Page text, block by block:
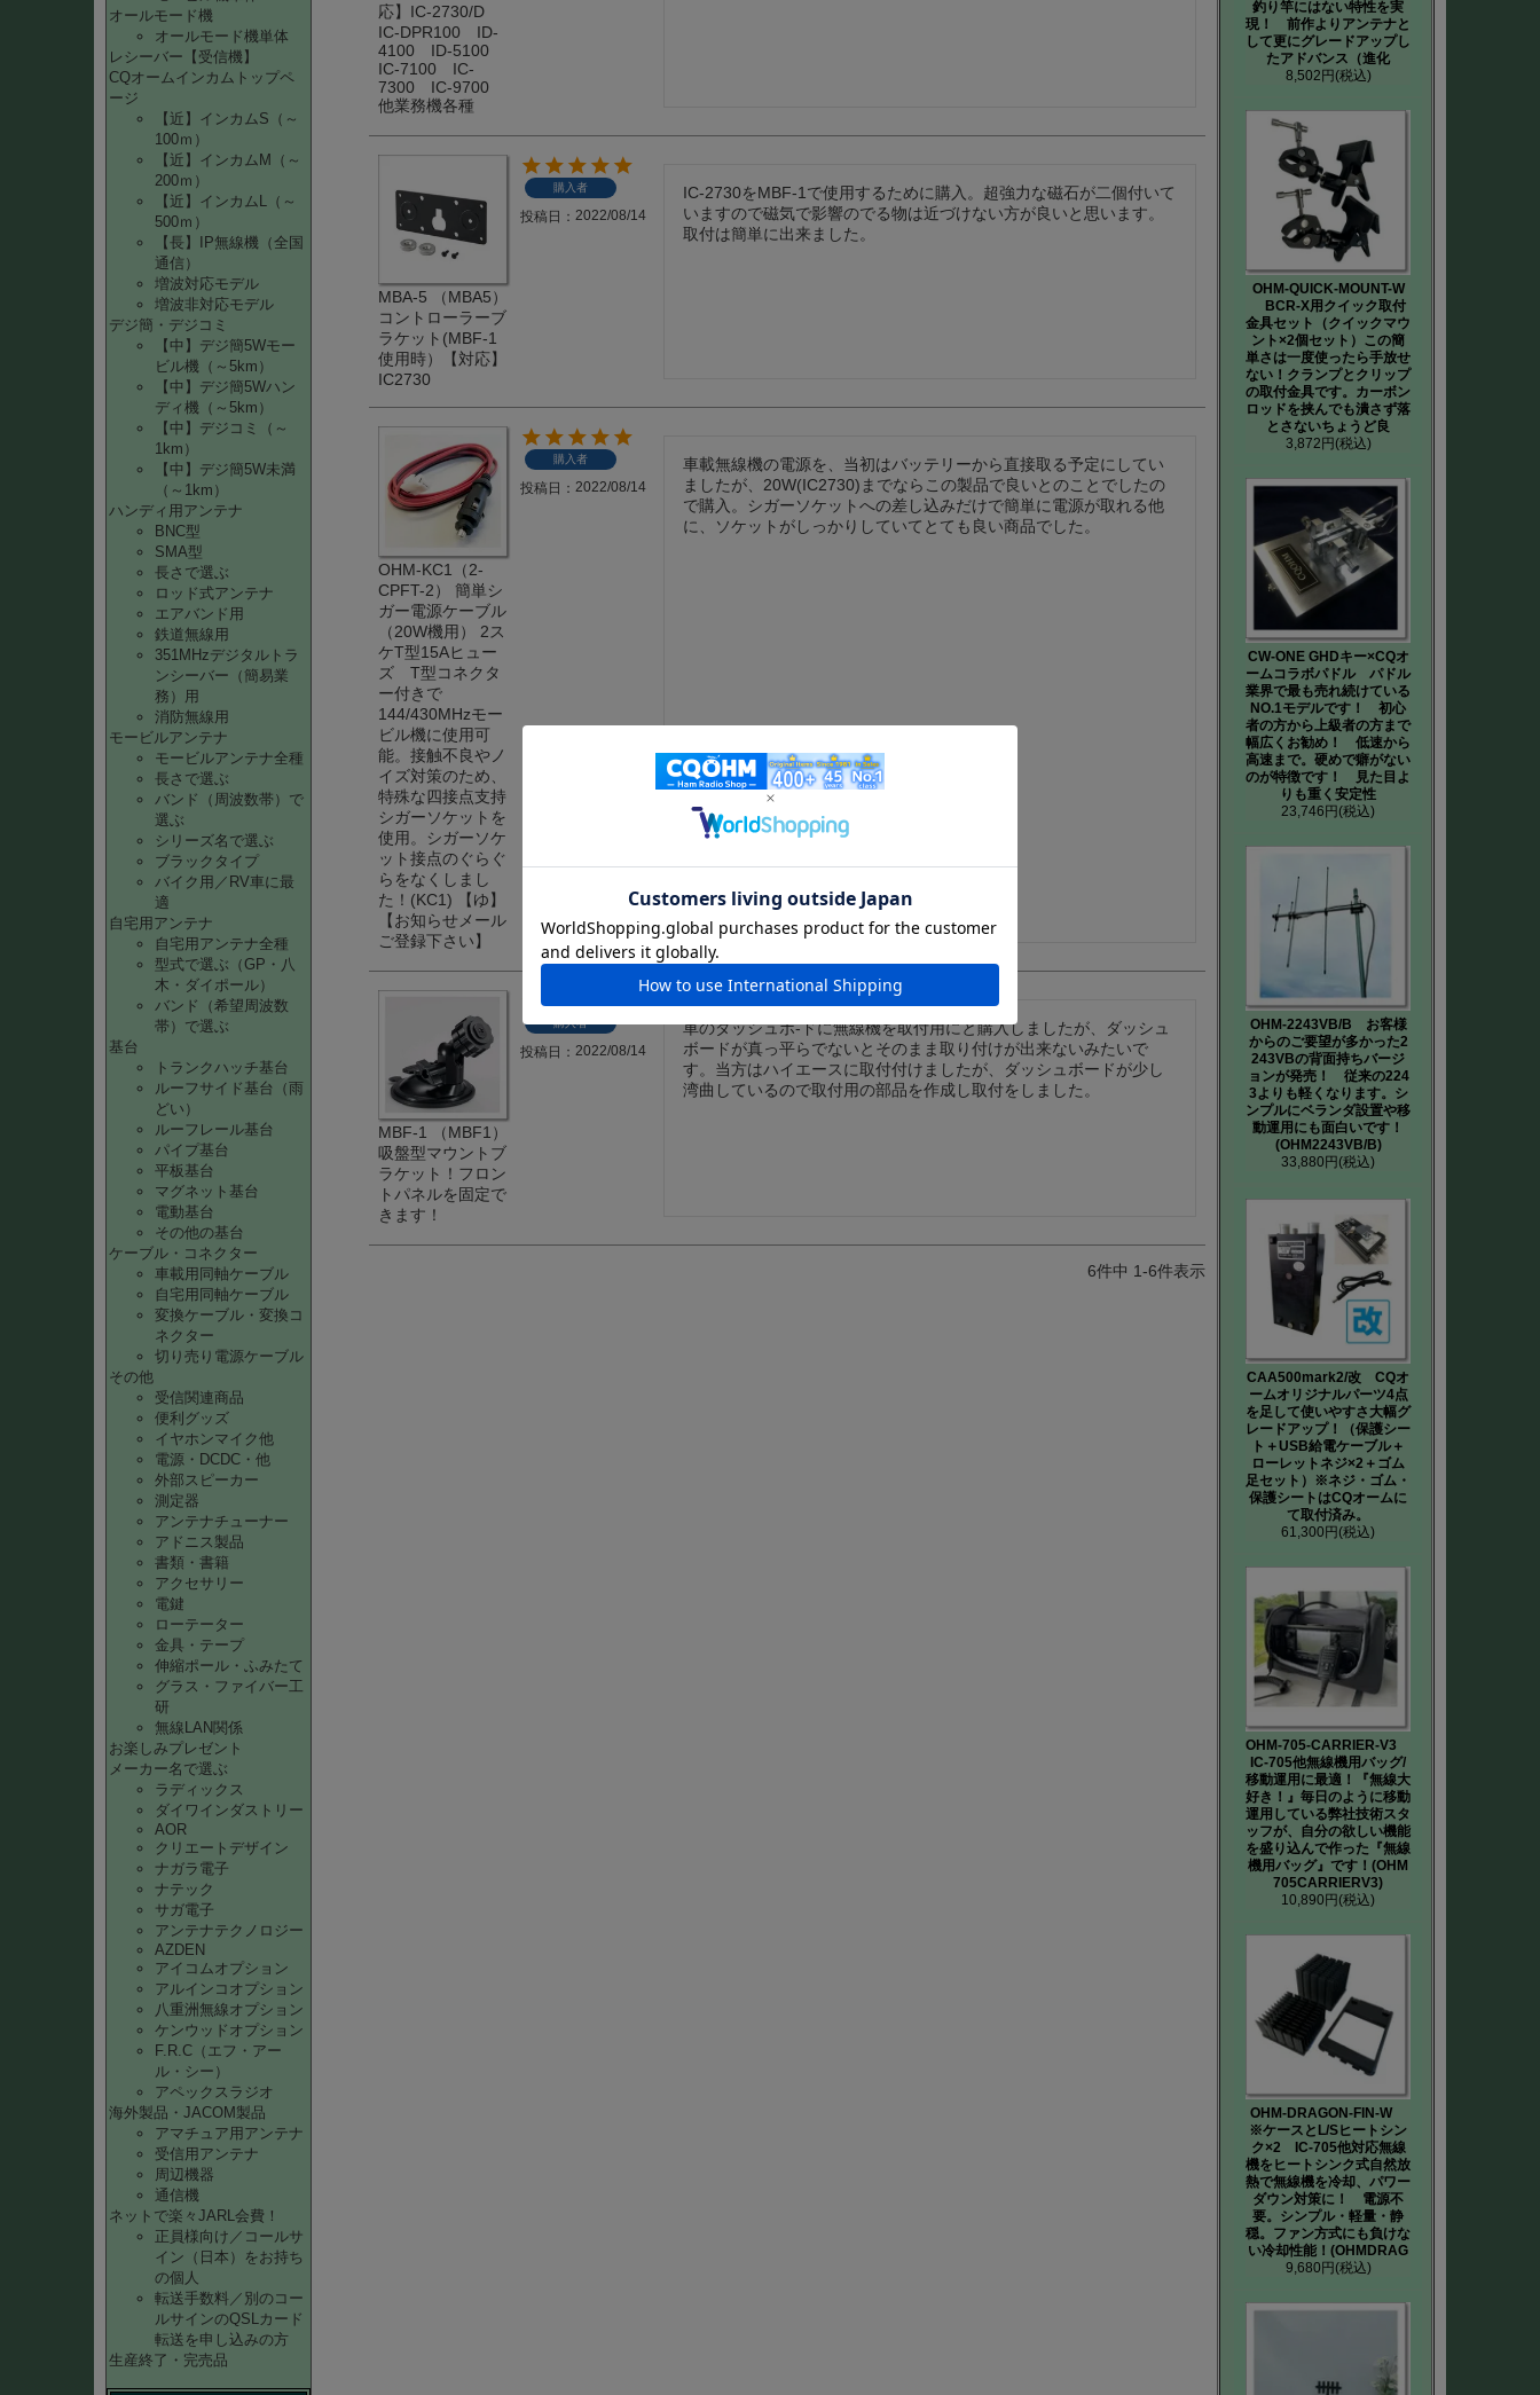
オールモード機
オールモード機単体
レシーバー【受信機】
CQオームインカムトップペ
ージ
【近】インカムS（～
100ｍ）
【近】インカムM（～
200ｍ）
【近】インカムL（～
500ｍ）
【長】IP無線機（全国
通信）
増波対応モデル
増波非対応モデル
デジ簡・デジコミ
【中】デジ簡5Wモー
ビル機（～5km）
【中】デジ簡5Wハン
ディ機（～5km）
【中】デジコミ（～
1km）
【中】デジ簡5W未満
（～1km）
ハンディ用アンテナ
BNC型
SMA型
長さで選ぶ
ロッド式アンテナ
エアバンド用
鉄道無線用
351MHzデジタルトラ
ンシーバー（簡易業
務）用
消防無線用
モービルアンテナ
モービルアンテナ全種
長さで選ぶ
バンド（周波数帯）で
選ぶ
シリーズ名で選ぶ
ブラックタイプ
バイク用／RV車に最
適
自宅用アンテナ
自宅用アンテナ全種
型式で選ぶ（GP・八
木・ダイポール）
バンド（希望周波数
帯）で選ぶ
基台
トランクハッチ基台
ルーフサイド基台（雨
どい）
ルーフレール基台
パイプ基台
平板基台
マグネット基台
電動基台
その他の基台
ケーブル・コネクター
車載用同軸ケーブル
自宅用同軸ケーブル
変換ケーブル・変換コ
ネクター
切り売り電源ケーブル
その他
受信関連商品
便利グッズ
イヤホンマイク他
電源・DCDC・他
外部スピーカー
測定器
アンテナチューナー
アドニス製品
書類・書籍
アクセサリー
電鍵
ローテーター
金具・テープ
伸縮ポール・ふみたて
グラス・ファイバー工
研
無線LAN関係
お楽しみプレゼント
メーカー名で選ぶ
ラディックス
ダイワインダストリー
AOR
クリエートデザイン
ナガラ電子
ナテック
サガ電子
アンテナテクノロジー
AZDEN
アイコムオプション
アルインコオプション
八重洲無線オプション
ケンウッドオプション
F.R.C（エフ・アー
ル・シー）
アペックスラジオ
海外製品・JACOM製品
アマチュア用アンテナ
受信用アンテナ
周辺機器
通信機
ネットで楽々JARL会費！
正員様向け／コールサ
イン（日本）をお持ち
の個人
転送手数料／別のコー
ルサインのQSLカード
転送を申し込みの方
生産終了・完売品
応】IC-2730/D
IC-DPR100 ID-
4100 ID-5100
IC-7100 IC-
7300 IC-9700
他業務機各種
MBA-5 （MBA5）
コントローラーブ
ラケット(MBF-1
使用時）【対応】
IC2730
購入者
投稿日 2022/08/14
IC-2730をMBF-1で使用するために購入。超強力な磁石が二個付いて
いますので磁気で影響のでる物は近づけない方が良いと思います。
取付は簡単に出来ました。
OHM-KC1（2-
CPFT-2） 簡単シ
ガー電源ケーブル
（20W機用） 2ス
ケT型15Aヒュー
ズ T型コネクタ
ー付きで
144/430MHzモー
ビル機に使用可
能。接触不良やノ
イズ対策のため、
特殊な四接点支持
シガーソケットを
使用。シガーソケ
ット接点のぐらぐ
らをなくしまし
た！(KC1) 【ゆ】
【お知らせメール
ご登録下さい】
購入者
投稿日 2022/08/14
車載無線機の電源を、当初はバッテリーから直接取る予定にしてい
ましたが、20W(IC2730)までならこの製品で良いとのことでしたの
で購入。シガーソケットへの差し込みだけで簡単に電源が取れる他
に、ソケットがしっかりしていてとても良い商品でした。
MBF-1 （MBF1）
吸盤型マウントブ
ラケット！フロン
トパネルを固定で
きます！
購入者
投稿日 2022/08/14
車のダッシュボ-ドに無線機を取付用にと購入しましたが、ダッシュ
ボードが真っ平らでないとそのまま取り付けが出来ないみたいで
す。当方はハイエースに取付付けましたが、ダッシュボードが少し
湾曲しているので取付用の部品を作成し取付をしました。
6件中 1-6件表示
釣り竿にはない特性を実
現！ 前作よりアンテナと
して更にグレードアップし
たアドバンス（進化
8,502円(税込)
OHM-QUICK-MOUNT-W
BCR-X用クイック取付
金具セット（クイックマウ
ント×2個セット）この簡
単さは一度使ったら手放せ
ない！クランプとクリップ
の取付金具です。カーボン
ロッドを挟んでも潰さず落
とさないちょうど良
3,872円(税込)
CW-ONE GHDキー×CQオ
ームコラボパドル パドル
業界で最も売れ続けている
NO.1モデルです！ 初心
者の方から上級者の方まで
幅広くお勧め！ 低速から
高速まで。硬めで癖がない
のが特徴です！ 見た目よ
りも重く安定性
23,746円(税込)
OHM-2243VB/B お客様
からのご要望が多かった2
243VBの背面持ちバージ
ョンが発売！ 従来の224
3よりも軽くなります。シ
ンプルにベランダ設置や移
動運用にも面白いです！
(OHM2243VB/B)
33,880円(税込)
CAA500mark2/改 CQオ
ームオリジナルパーツ4点
を足して使いやすさ大幅グ
レードアップ！（保護シー
ト＋USB給電ケーブル＋
ローレットネジ×2＋ゴム
足セット）※ネジ・ゴム・
保護シートはCQオームに
て取付済み。
61,300円(税込)
OHM-705-CARRIER-V3
IC-705他無線機用バッグ/
移動運用に最適！『無線大
好き！』毎日のように移動
運用している弊社技術スタ
ッフが、自分の欲しい機能
を盛り込んで作った『無線
機用バッグ』です！(OHM
705CARRIERV3)
10,890円(税込)
OHM-DRAGON-FIN-W
※ケースとL/Sヒートシン
ク×2 IC-705他対応無線
機をヒートシンク式自然放
熱で無線機を冷却、パワー
ダウン対策に！ 電源不
要。シンプル・軽量・静
穏。ファン方式にも負けな
い冷却性能！(OHMDRAG
9,680円(税込)